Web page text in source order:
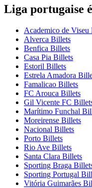
Liga portugaise
Academico de Viseu
Alverca Billets
Benfica Billets
Casa Pia Billets
Estoril Billets
Estrela Amadora
Famalicao Billets
FC Arouca Billets
Gil Vicente FC
Marítimo Funchal
Moreirense Billets
Nacional Billets
Porto Billets
Rio Ave Billets
Santa Clara Billets
Sporting Braga
Sporting Portugal
Vitória Guimarães